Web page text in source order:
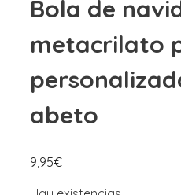
Bola de
metacrilato
abeto
9,95€